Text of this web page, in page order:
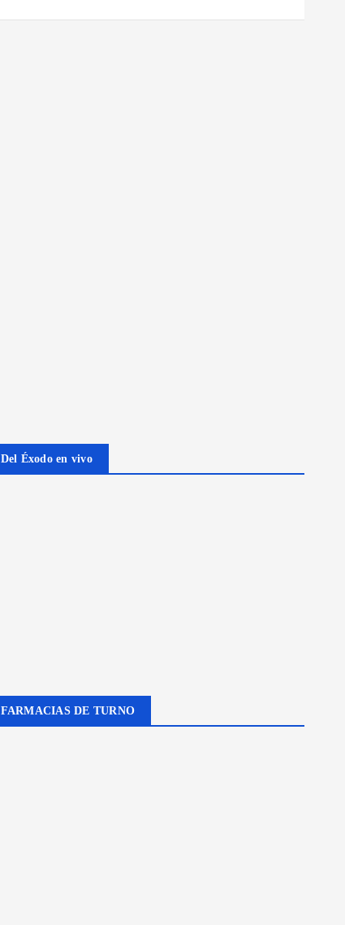
Del Éxodo en vivo
FARMACIAS DE TURNO